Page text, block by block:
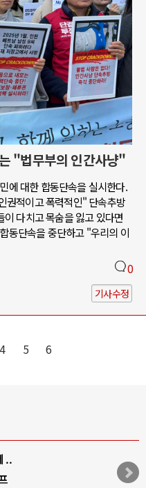
"법무부의 인간사냥"
에 대한 합동단속을 실시한다.
권적이고 폭력적인" 단속추방
다치고 목숨을 잃고 있다면
동단속을 중단하고 "우리의 이
0
기사수정
4 5 6